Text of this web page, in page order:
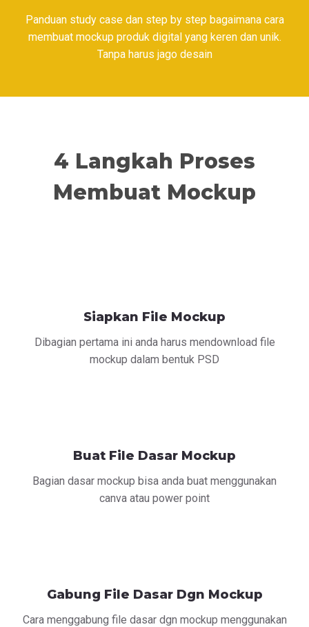
Panduan study case dan step by step bagaimana cara
membuat mockup produk digital yang keren dan unik.
Tanpa harus jago desain
4 Langkah Proses
Membuat Mockup
Siapkan File Mockup
Dibagian pertama ini anda harus mendownload file
mockup dalam bentuk PSD
Buat File Dasar Mockup
Bagian dasar mockup bisa anda buat menggunakan
canva atau power point
Gabung File Dasar Dgn Mockup
Cara menggabung file dasar dgn mockup menggunakan